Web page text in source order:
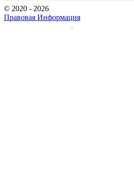
© 2020 - 2026
Правовая Информация